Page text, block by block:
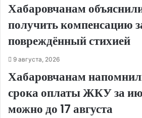
Хабаровчанам
получить компенсацию
повреждённый стихией
9 августа, 2026
Хабаровчанам
срока оплаты ЖКУ за
можно до 17 августа